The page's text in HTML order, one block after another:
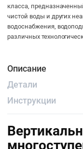
класса,
чистой воды и других
водоснабжения,
различных
Описание
Детали
Инструкции